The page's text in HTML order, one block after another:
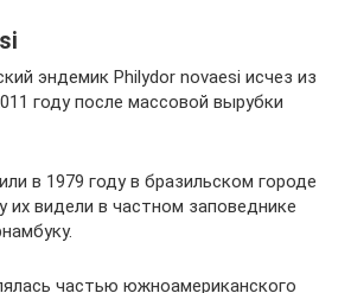
эндемик Philydor novaesi исчез из
году после массовой вырубки
в 1979 году в бразильском городе
их видели в частном заповеднике
частью южноамериканского